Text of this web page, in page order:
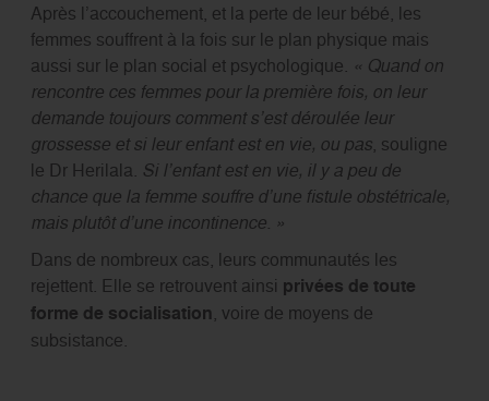
Après l’accouchement, et la perte de leur bébé, les
femmes souffrent à la fois sur le plan physique mais
aussi sur le plan social et psychologique. « Quand on
rencontre ces femmes pour la première fois, on leur
demande toujours comment s’est déroulée leur
grossesse et si leur enfant est en vie, ou pas, souligne
le Dr Herilala. Si l’enfant est en vie, il y a peu de
chance que la femme souffre d’une fistule obstétricale,
mais plutôt d’une incontinence. »
Dans de nombreux cas, leurs communautés les
rejettent. Elle se retrouvent ainsi privées de toute
forme de socialisation, voire de moyens de
subsistance.